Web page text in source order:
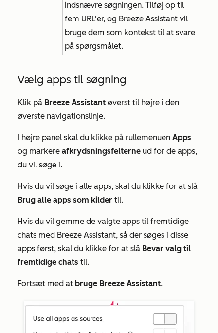
indsnævre søgningen. Tilføj op til
fem URL'er, og Breeze Assistant vil
bruge dem som kontekst til at svare
på spørgsmålet.
Vælg apps til søgning
Klik på Breeze Assistant øverst til højre i den
øverste navigationslinje.
I højre panel skal du klikke på rullemenuen Apps
og markere afkrydsningsfelterne ud for de apps,
du vil søge i.
Hvis du vil søge i alle apps, skal du klikke for at slå
Brug alle apps som kilder til.
Hvis du vil gemme de valgte apps til fremtidige
chats med Breeze Assistant, så der søges i disse
apps først, skal du klikke for at slå Bevar valg til
fremtidige chats til.
Fortsæt med at bruge Breeze Assistant.